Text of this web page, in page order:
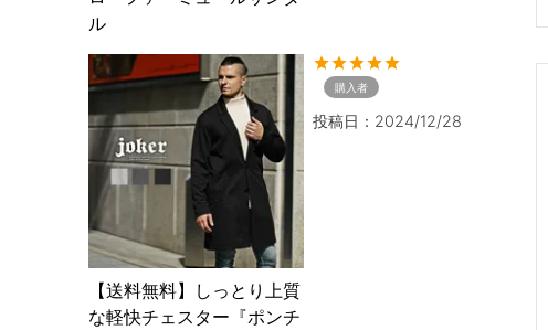
ル
【送料無料】しっとり上質
な軽快チェスター『ポンチ
購入者
投稿日 2024/12/28